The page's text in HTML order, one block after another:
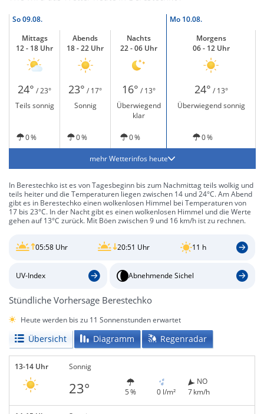
So09.08. Mo 10.08.
Mittags
12 - 18 Uhr
Abends
18 - 22 Uhr
Nachts
22 - 06 Uhr
Morgens
06 - 12 Uhr
24° / 23° 23° / 17° 16° / 13° 24° / 13°
Teils sonnig
Sonnig
Überwiegend
klar
Überwiegend sonnig
0 % 0 % 0 % 0 %
mehr Wetterinfos heute
In Berestechko ist es von Tagesbeginn bis zum Nachmittag teils wolkig und
teils heiter und die Temperaturen liegen zwischen 14 und 24°C. Am Abend
gibt es in Berestechko einen wolkenlosen Himmel bei Temperaturen von
17 bis 23°C. In der Nacht gibt es einen wolkenlosen Himmel und die Werte
gehen auf 13°C zurück. Mit Böen zwischen 9 und 16 km/h ist zu rechnen.
05:58 Uhr 20:51 Uhr 11 h
UV-Index Abnehmende Sichel
Stündliche Vorhersage Berestechko
Heute werden bis zu 11 Sonnenstunden erwartet
Übersicht Diagramm Regenradar
13-14 Uhr Sonnig
23° 5 % 0 l/m²
NO
7 km/h